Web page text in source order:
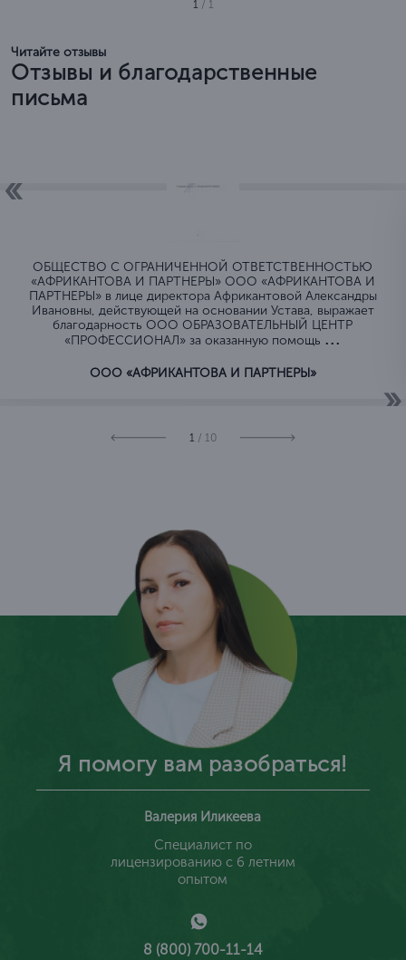
1 / 1
Читайте отзывы
Отзывы и благодарственные
письма
ОБЩЕСТВО C ОГРАНИЧЕННОЙ ОТВЕТСТВЕННОСТЬЮ
«АФРИКАНТОВА И ПАРТНЕРЫ» ООО «АФРИКАНТОВА И
ПАРТНЕРЫ» в лице директора Африкантовой Александры
Ивановны, действующей на основании Устава, выражает
благодарность ООО ОБРАЗОВАТЕЛЬНЫЙ ЦЕНТР
«ПРОФЕССИОНАЛ» за оказанную помощь ...
ООО «АФРИКАНТОВА И ПАРТНЕРЫ»
1 / 10
Я помогу вам разобраться!
Валерия Иликеева
Специалист по
лицензированию с 6 летним
опытом
8 (800) 700-11-14